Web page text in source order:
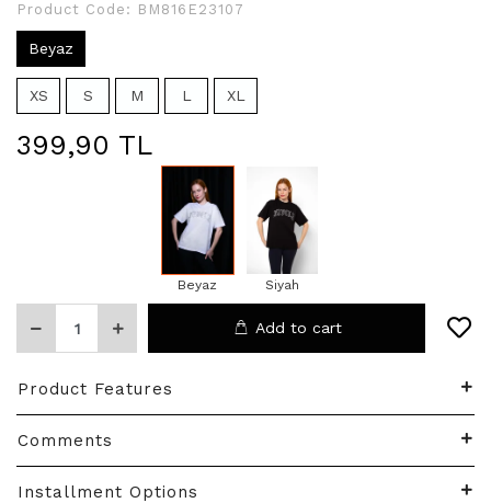
Product Code: BM816E23107
Beyaz
XS S M L XL
399,90 TL
Beyaz Siyah
Add to cart
Product Features
Comments
Installment Options